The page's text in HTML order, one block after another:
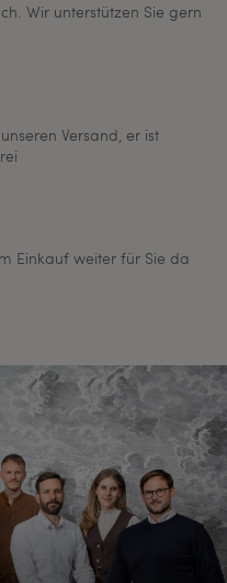
Wir unterstützen Sie gern
Versand, er ist
Einkauf weiter für Sie da